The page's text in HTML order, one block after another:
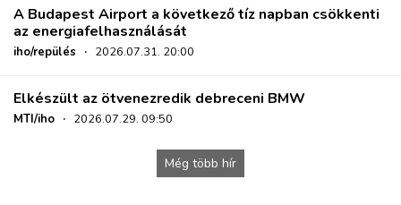
A Budapest Airport a következő tíz napban csökkenti
az energiafelhasználását
iho/repülés · 2026.07.31. 20:00
Elkészült az ötvenezredik debreceni BMW
MTI/iho · 2026.07.29. 09:50
Még több hír